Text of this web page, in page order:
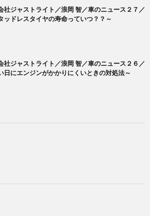
社ジャストライト／浪岡 智／車のニュース２７／
ッドレスタイヤの寿命っていつ？？～
社ジャストライト／浪岡 智／車のニュース２６／
日にエンジンがかかりにくいときの対処法～